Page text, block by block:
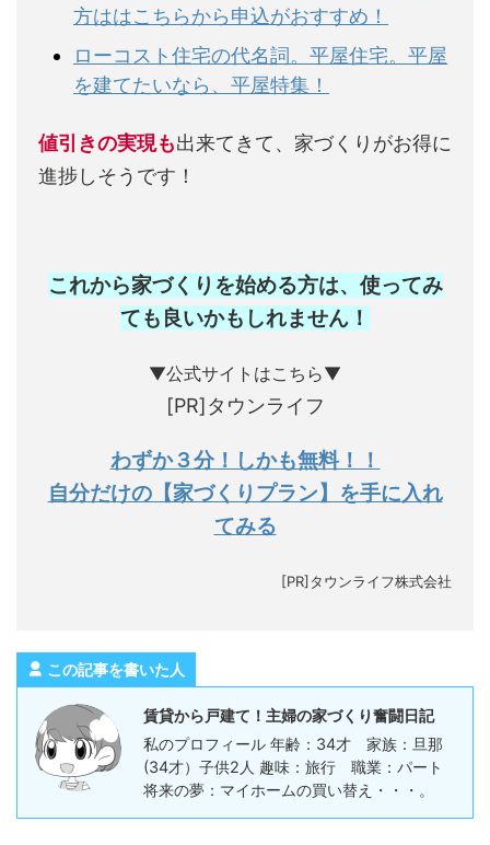
方ははこちらから申込がおすすめ！
ローコスト住宅の代名詞。平屋住宅。平屋
を建てたいなら、平屋特集！
値引きの実現も出来てきて、家づくりがお得に
進捗しそうです！
これから家づくりを始める方は、使ってみ
ても良いかもしれません ！
▼公式サイトはこちら▼
[PR]タウンライフ
わずか３分！しかも無料！！
自分だけの【家づくりプラン】を手に入れ
てみる
[PR]タウンライフ株式会社
この記事を書いた人
賃貸から戸建て！主婦の家づくり奮闘日記
私のプロフィール 年齢：34才 家族：旦那
(34才）子供2人 趣味：旅行 職業：パート
将来の夢：マイホームの買い替え・・・。